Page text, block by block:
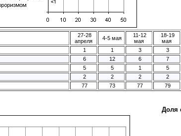
27-28
апреля
4-5 мая
11-12
мая
18-19
мая
1 1 3 3
6 12 6 7
5 5 1 5
2 2 2 2
77 73 77 79
Доля